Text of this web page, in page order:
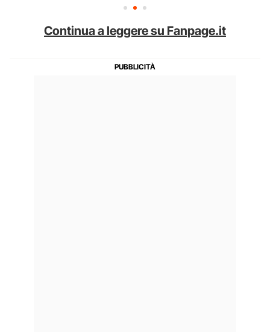
Continua a leggere su Fanpage.it